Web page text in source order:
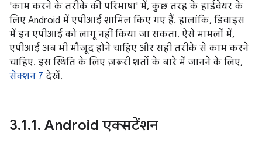
'काम करने के तरीके की परिभाषा' में, कुछ तरह के हार्डवेयर के
लिए Android में एपीआई शामिल किए गए हैं. हालांकि, डिवाइस
में इन एपीआई को लागू नहीं किया जा सकता. ऐसे मामलों में,
एपीआई अब भी मौजूद होने चाहिए और सही तरीके से काम करने
चाहिए. इस स्थिति के लिए ज़रूरी शर्तों के बारे में जानने के लिए,
सेक्शन 7 देखें.
3.1.1. Android एक्सटेंशन